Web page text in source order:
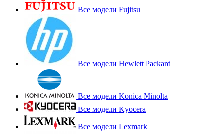
Все модели Fujitsu
Все модели Hewlett Packard
Все модели Konica Minolta
Все модели Kyocera
Все модели Lexmark